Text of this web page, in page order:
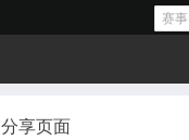
分享页面